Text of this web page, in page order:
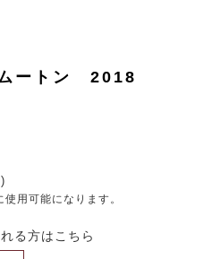
ートン 2018
用可能になります。
る方はこちら